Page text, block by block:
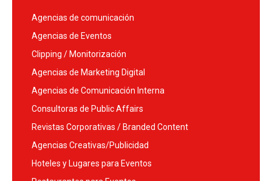
Agencias de comunicación
Agencias de Eventos
Clipping / Monitorización
Agencias de Marketing Digital
Agencias de Comunicación Interna
Consultoras de Public Affairs
Revistas Corporativas / Branded Content
Agencias Creativas/Publicidad
Hoteles y Lugares para Eventos